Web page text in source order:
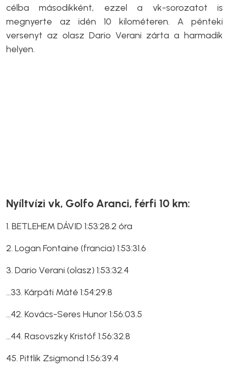
célba másodikként, ezzel a vk-sorozatot is
megnyerte az idén 10 kilométeren. A pénteki
versenyt az olasz Dario Verani zárta a harmadik
helyen.
Nyíltvízi vk, Golfo Aranci, férfi 10 km:
1. BETLEHEM DÁVID 1:53:28.2 óra
2. Logan Fontaine (francia) 1:53:31.6
3. Dario Verani (olasz) 1:53:32.4
...33. Kárpáti Máté 1:54:29.8
...42. Kovács-Seres Hunor 1:56:03.5
...44. Rasovszky Kristóf 1:56:32.8
45. Pittlik Zsigmond 1:56:39.4